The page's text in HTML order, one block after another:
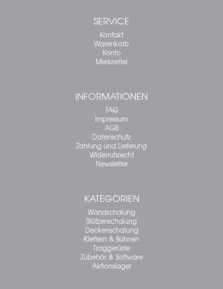
SERVICE
Kontakt
Warenkorb
Konto
Merkzettel
INFORMATIONEN
FAQ
Impressum
AGB
Datenschutz
Zahlung und Lieferung
Widerrufsrecht
Newsletter
KATEGORIEN
Wandschalung
Stützenschalung
Deckenschalung
Klettern & Bühnen
Traggerüste
Zubehör & Software
Aktionslager